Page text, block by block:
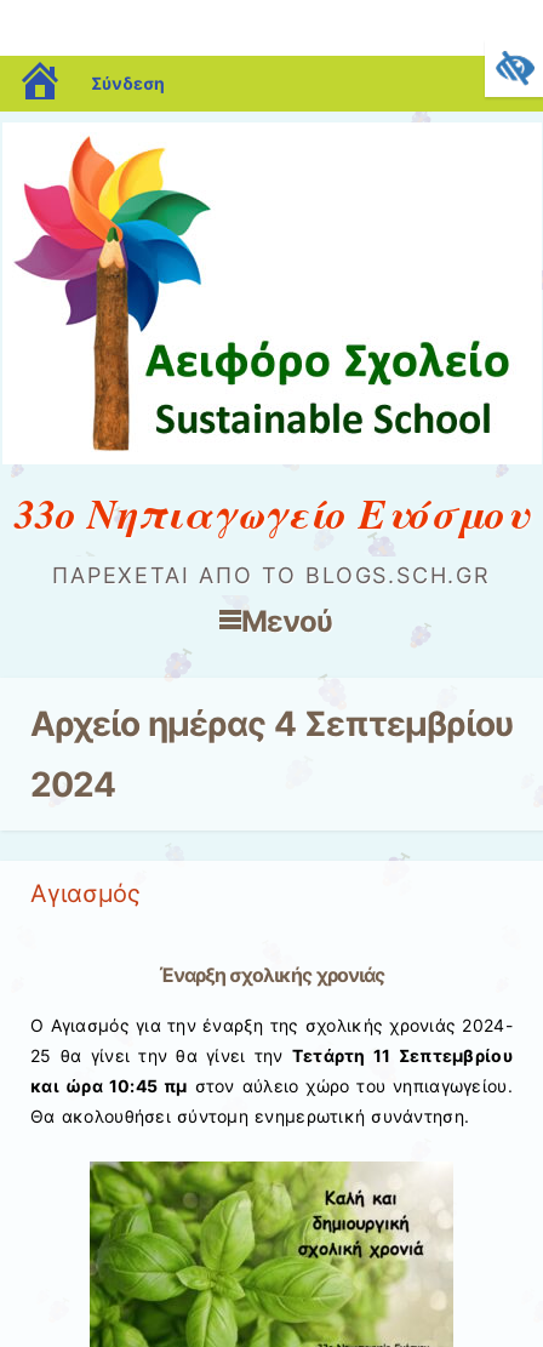
blogs.sch.gr
Σύνδεση
33ο Νηπιαγωγείο Ευόσμου
ΠΑΡΈΧΕΤΑΙ ΑΠΌ ΤΟ BLOGS.SCH.GR
Μενού
Μετάβαση στο περιεχόμενο
Αρχείο ημέρας 4 Σεπτεμβρίου
2024
Αγιασμός
Έναρξη σχολικής χρονιάς
Ο Αγιασμός για την έναρξη της σχολικής χρονιάς 2024-
25 θα γίνει την θα γίνει την Τετάρτη 11 Σεπτεμβρίου
και ώρα 10:45 πμ στον αύλειο χώρο του νηπιαγωγείου.
Θα ακολουθήσει σύντομη ενημερωτική συνάντηση.